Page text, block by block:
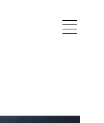
menu